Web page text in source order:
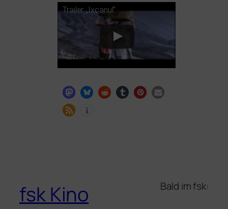
Trailer „Ixcanul”
fsk Kino Bald im fsk: